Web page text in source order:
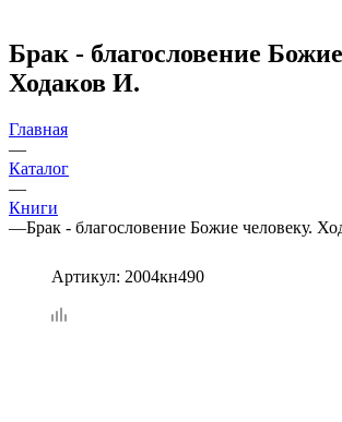
Брак - благословение
Ходаков И.
Главная
—
Каталог
—
Книги
—Брак - благословение Божие человеку.
Артикул: 2004кн490